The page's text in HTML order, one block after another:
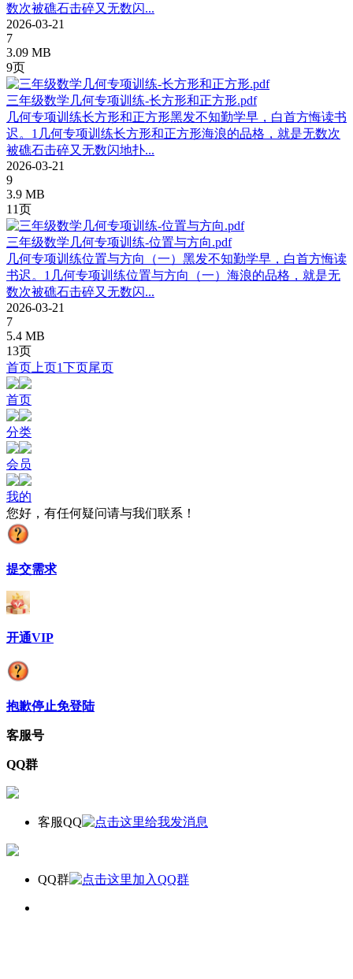
数次被礁⽯击碎又⽆数闪...
2026-03-21
7
3.09 MB
9页
三年级数学几何专项训练-长方形和正方形.pdf
⼏何专项训练长⽅形和正⽅形⿊发不知勤学早，⽩⾸⽅悔读书
迟。1⼏何专项训练长⽅形和正⽅形海浪的品格，就是⽆数次
被礁⽯击碎又⽆数闪地扑...
2026-03-21
9
3.9 MB
11页
三年级数学几何专项训练-位置与方向.pdf
⼏何专项训练位置与⽅向（⼀）⿊发不知勤学早，⽩⾸⽅悔读
书迟。1⼏何专项训练位置与⽅向（⼀）海浪的品格，就是⽆
数次被礁⽯击碎又⽆数闪...
2026-03-21
7
5.4 MB
13页
首页 上页1下页尾页
首页
分类
会员
我的
您好，有任何疑问请与我们联系！
提交需求
开通VIP
抱歉停止免登陆
客服号
QQ群
客服QQ
QQ群